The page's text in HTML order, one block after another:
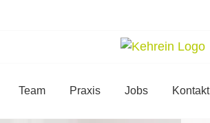
Team Praxis Jobs Kontakt